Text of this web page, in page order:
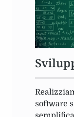
software